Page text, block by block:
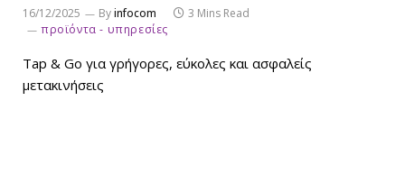
16/12/2025 Byinfocom
3 Mins Read
προϊόντα - υπηρεσίες
Tap & Go για γρήγορες, εύκολες και ασφαλείς
μετακινήσεις